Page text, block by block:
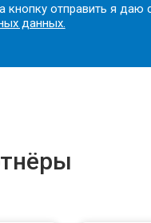
кнопку отправить я даю
данных.